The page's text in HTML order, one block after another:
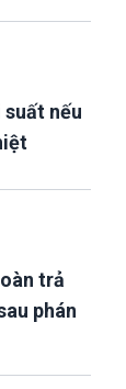
suất nếu
trả
phán